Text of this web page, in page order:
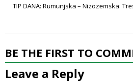
TIP DANA: Rumunjska – Nizozemska:
BE THE FIRST TO
Leave a Reply